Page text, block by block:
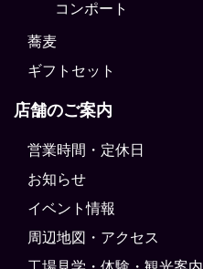
コンポート
蕎麦
ギフトセット
店舗のご案内
営業時間・定休日
お知らせ
イベント情報
周辺地図・アクセス